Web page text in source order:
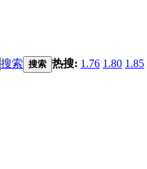
搜索 搜索 热搜: 1.76 1.80 1.85